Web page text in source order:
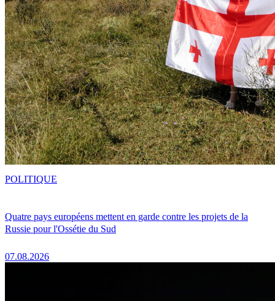
Quatre pays européens mettent en garde contre les projets de la
Russie pour l'Ossétie du Sud
07.08.2026
POLITIQUE